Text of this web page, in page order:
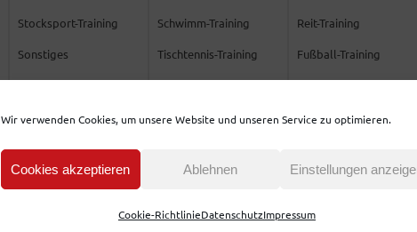
Wir verwenden Cookies, um unsere Website und unseren Service zu optimieren.
Cookies akzeptieren Ablehnen Einstellungen
Cookie-RichtlinieDatenschutzImpressum
Stocksport-Training
Sonstiges
Boccia-Training
Fußball-Training
Tischtennis-Training
Kletter-Training
Schwimm-Training
Tischtennis-Training
Reit-Training
Reit-Training
Schwimm-Training
Boccia-Training
Reit-Training
Fußball-Training
Eiskunstlauf-Training
Fußball-Training
Tischtennis-Training